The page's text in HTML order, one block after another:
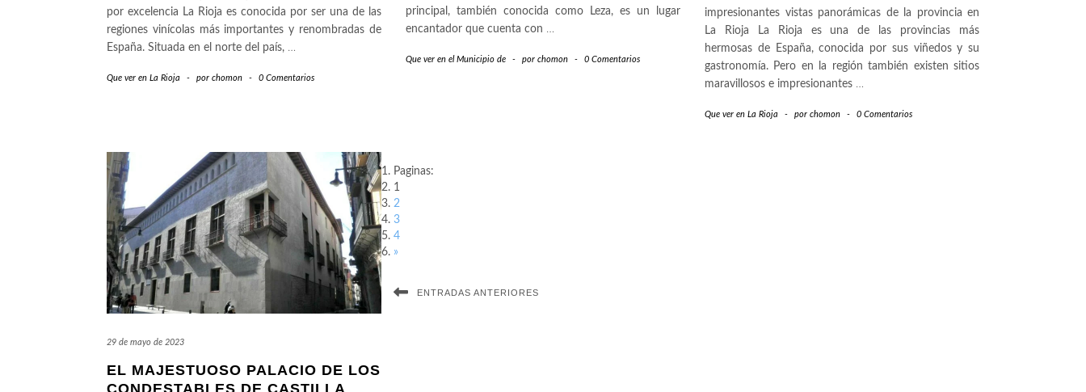
por excelencia La Rioja es conocida por ser una de las
regiones vinícolas más importantes y renombradas de
España. Situada en el norte del país, …
Que ver en La Rioja - por chomon - 0 Comentarios
principal, también conocida como Leza, es un lugar
encantador que cuenta con …
Que ver en el Municipio de - por chomon - 0 Comentarios
impresionantes vistas panorámicas de la provincia en
La Rioja La Rioja es una de las provincias más
hermosas de España, conocida por sus viñedos y su
gastronomía. Pero en la región también existen sitios
maravillosos e impresionantes …
Que ver en La Rioja - por chomon - 0 Comentarios
29 de mayo de 2023
EL MAJESTUOSO PALACIO DE LOS
CONDESTABLES DE CASTILLA
Paginas:
1
2
3
4
»
ENTRADAS ANTERIORES